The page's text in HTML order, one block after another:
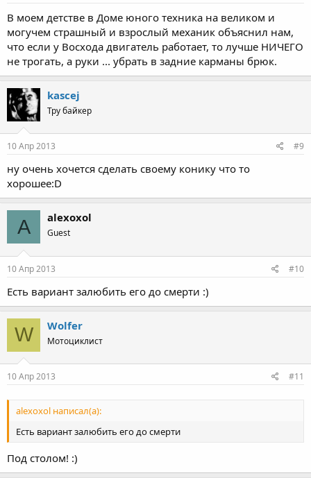
В моем детстве в Доме юного техника на великом и
могучем страшный и взрослый механик объяснил нам,
что если у Восхода двигатель работает, то лучше НИЧЕГО
не трогать, а руки ... убрать в задние карманы брюк.
kascej
Тру байкер
10 Апр 2013 #9
ну очень хочется сделать своему конику что то
хорошее:D
A alexoxol
Guest
10 Апр 2013 #10
Есть вариант залюбить его до смерти :)
W Wolfer
Мотоциклист
10 Апр 2013 #11
alexoxol написал(а):
Есть вариант залюбить его до смерти
Под столом! :)